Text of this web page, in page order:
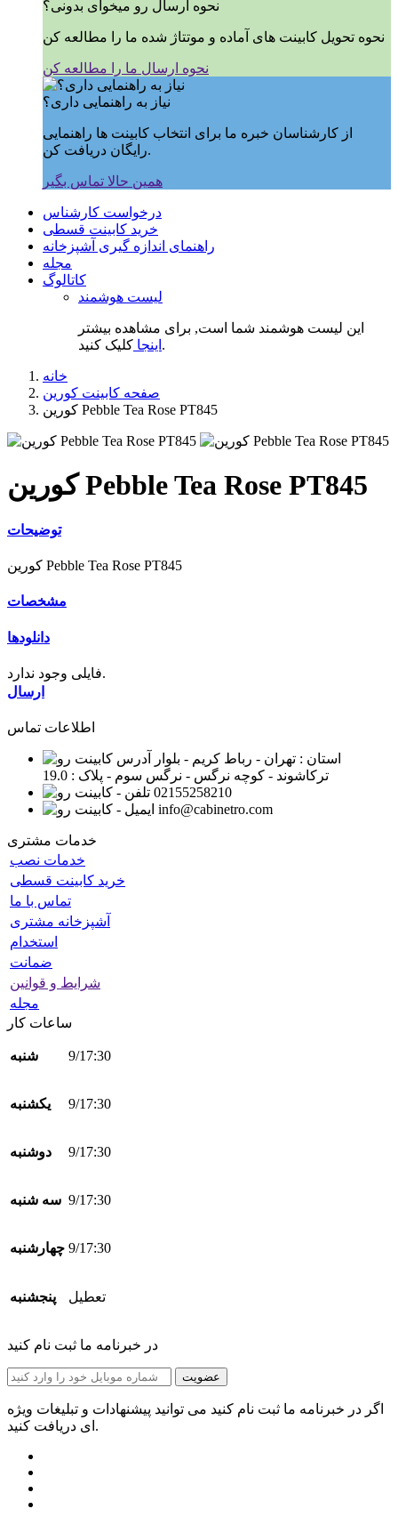
نحوه ارسال رو میخوای بدونی؟
نحوه تحویل کابینت های آماده و موتتاژ شده ما را مطالعه کن
نحوه ارسال ما را مطالعه کن
نیاز به راهنمایی داری؟
از کارشناسان خبره ما برای انتخاب کابینت ها راهنمایی
رایگان دریافت کن.
همین حالا تماس بگیر
درخواست کارشناس
خرید کابینت قسطی
راهنمای اندازه گیری آشپزخانه
مجله
کاتالوگ
لیست هوشمند
این لیست هوشمند شما است, برای مشاهده بیشتر
اینجا کلیک کنید.
خانه
صفحه کابینت کورین
کورین Pebble Tea Rose PT845
کورین Pebble Tea Rose PT845
توضیحات
کورین Pebble Tea Rose PT845
مشخصات
دانلودها
فایلی وجود ندارد.
ارسال
اطلاعات تماس
استان : تهران - رباط کریم - بلوار
ترکاشوند - کوچه نرگس - نرگس سوم - پلاک : 19.0
02155258210
info@cabinetro.com
خدمات مشتری
خدمات نصب
خرید کابینت قسطی
تماس با ما
آشپزخانه مشتری
استخدام
ضمانت
شرایط و قوانین
مجله
ساعات کار
شنبه 9/17:30
یکشنبه 9/17:30
دوشنبه 9/17:30
سه شنبه 9/17:30
چهارشنبه 9/17:30
پنجشنبه تعطیل
در خبرنامه ما ثبت نام کنید
عضویت
اگر در خبرنامه ما ثبت نام کنید می توانید پیشنهادات و تبلیغات ویژه
ای دریافت کنید.